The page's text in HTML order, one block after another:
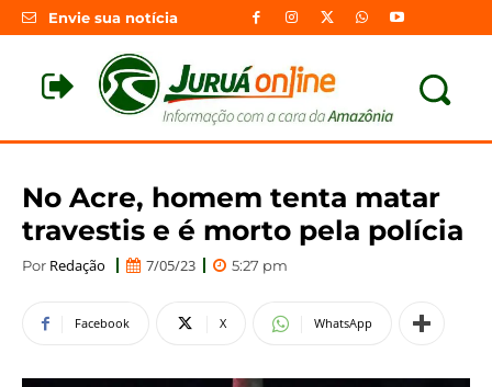
Envie sua notícia
No Acre, homem tenta matar
travestis e é morto pela polícia
Por Redação 7/05/23 5:27 pm
Facebook X WhatsApp